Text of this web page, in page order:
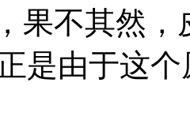
果不其然
是由于这